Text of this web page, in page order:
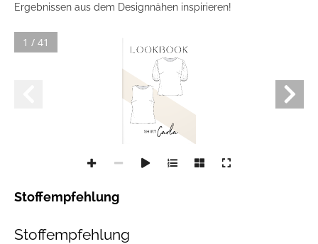
Ergebnissen aus dem Designnähen inspirieren!
1 / 41
Stoffempfehlung
Stoffempfehlung